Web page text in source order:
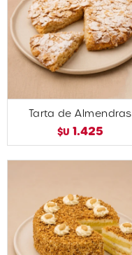
Tarta de Almendras
$U 1.425